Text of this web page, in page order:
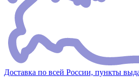
Доставка по всей России, пункты